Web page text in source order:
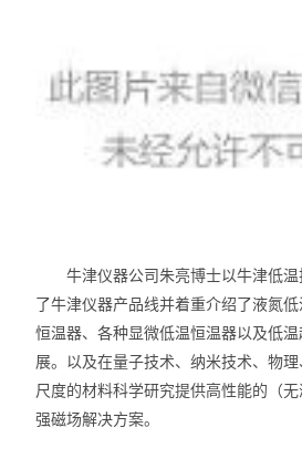
牛津仪器公司朱亮博士以牛津低
了牛津仪器产品线并着重介绍了液氮
恒温器、各种显微低温恒温器以及低
展。以及在量子技术、纳米技术、物理
尺度的材料科学研究提供高性能的（
强磁场解决方案。